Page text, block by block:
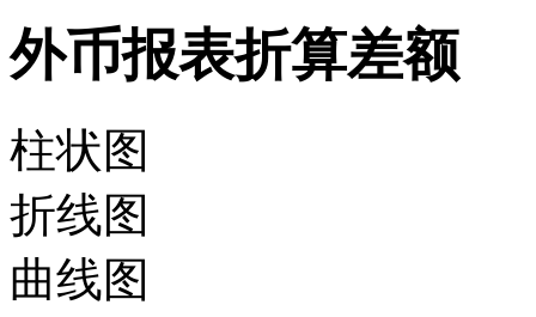
外币报表折算差额
柱状图
折线图
曲线图